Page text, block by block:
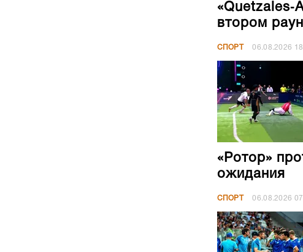
втором
СПОРТ 06.08.2026
«Ротор»
ожидания
СПОРТ 06.08.2026